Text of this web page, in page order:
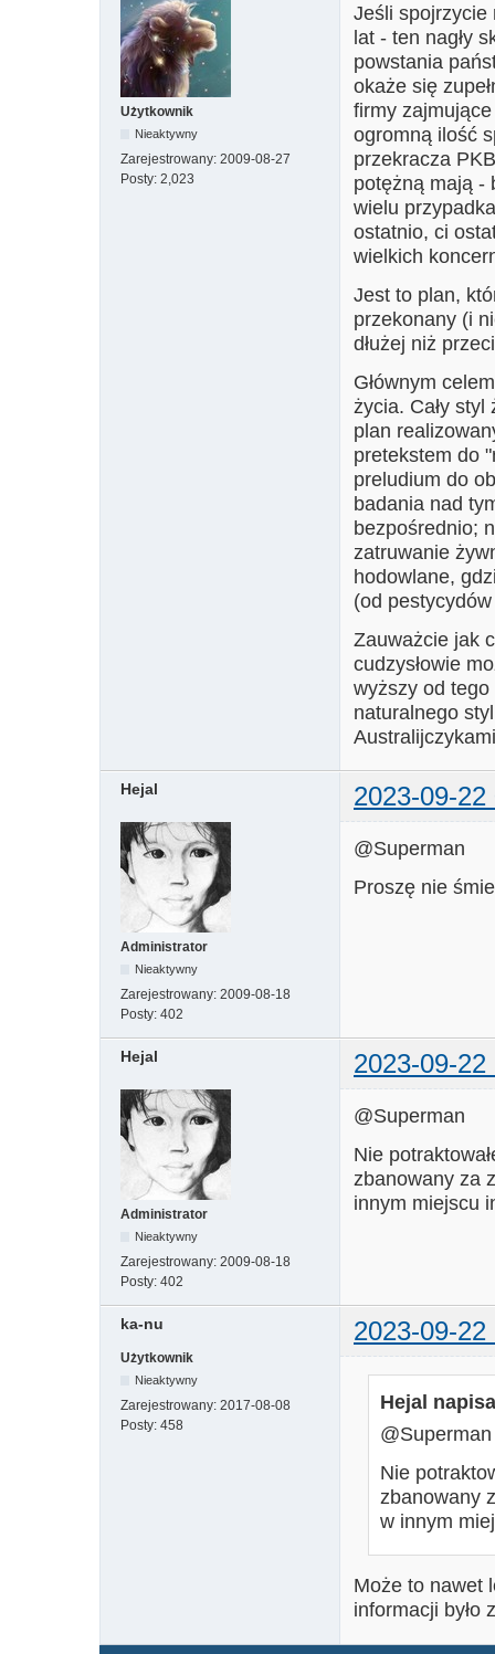
Użytkownik
Nieaktywny
Zarejestrowany: 2009-08-27
Posty: 2,023
Jeśli spojrzycie
lat - ten nagły
powstania
okaże się
firmy
ogromną ilość
przekracza
potężną mają -
wielu
ostatnio, ci
wielkich
Jest to plan,
przekonany (i
dłużej niż
Głównym
życia. Cały styl
plan
pretekstem do
preludium do
badania nad
bezpośrednio;
zatruwanie
hodowlane,
(od
Zauważcie jak
cudzysłowie
wyższy od tego
naturalnego
Hejal 2023-09-22
Administrator
Nieaktywny
Zarejestrowany: 2009-08-18
Posty: 402
@Superman
Proszę nie
Hejal 2023-09-22
Administrator
Nieaktywny
Zarejestrowany: 2009-08-18
Posty: 402
@Superman
Nie
zbanowany za
innym miejscu
ka-nu 2023-09-22
Użytkownik
Nieaktywny
Zarejestrowany: 2017-08-08
Posty: 458
Hejal
@Superman
Nie
zbanowany
w innym
Może to nawet
informacji było